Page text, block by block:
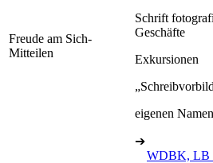
Freude am Sich-
Mitteilen
Schrift
Geschäfte
Exkursionen
eigenen
➔
WDBK, LB